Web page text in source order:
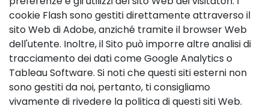
cookie Flash sono gestiti direttamente attraverso il
sito Web di Adobe, anziché tramite il browser Web
dell'utente. Inoltre, il Sito può imporre altre analisi di
tracciamento dei dati come Google Analytics o
Tableau Software. Si noti che questi siti esterni non
sono gestiti da noi, pertanto, ti consigliamo
vivamente di rivedere la politica di questi siti Web.